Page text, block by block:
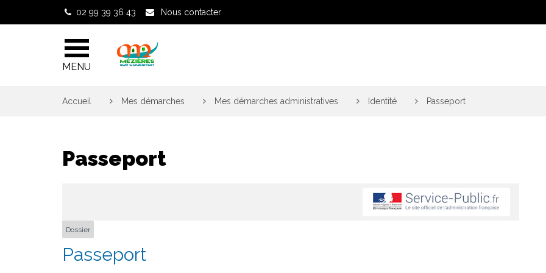
02 99 39 36 43 Nous contacter
MENU
Accueil Mes démarches Mes démarches administratives Identité Passeport
Passeport
Dossier
Passeport